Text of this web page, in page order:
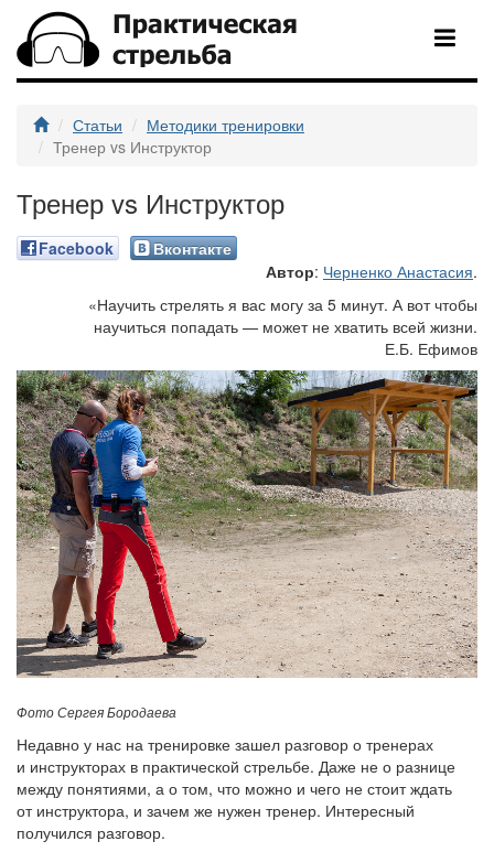
Статьи
Методики тренировки
Тренер vs Инструктор
Тренер vs Инструктор
Facebook
Вконтакте
Автор: Черненко Анастасия.
«Научить стрелять я вас могу за 5 минут. А вот чтобы
научиться попадать — может не хватить всей жизни.
Е.Б. Ефимов
Фото Сергея Бородаева
Недавно у нас на тренировке зашел разговор о тренерах
и инструкторах в практической стрельбе. Даже не о разнице
между понятиями, а о том, что можно и чего не стоит ждать
от инструктора, и зачем же нужен тренер. Интересный
получился разговор.